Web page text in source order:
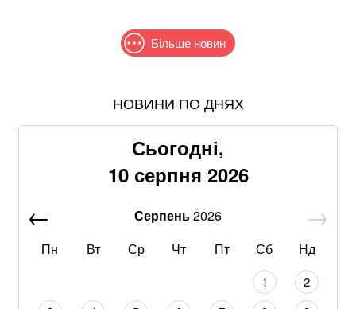
Більше новин
Росія нарощує ракетний терор: якою є загроза
Зеленський: США домовилися щомісяця постачати
Україні ракети-перехоплювачі Patriot
На території одного з нацпарків Одещини волонтери
Работоргівля під виглядом працевлаштування:
НОВИНИ ПО ДНЯХ
Сьогодні,
10 серпня 2026
Серпень2026
Пн
Вт Ср Чт Пт Сб Нд
1
2